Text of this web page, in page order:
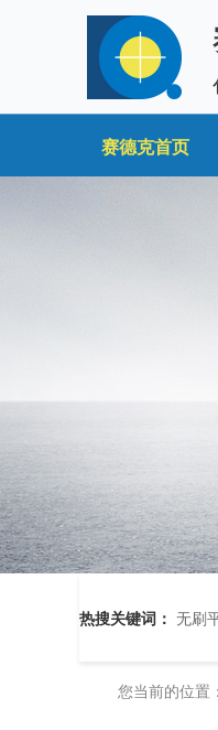
赛德克首页
热搜关键词： 无刷
您当前的位置：